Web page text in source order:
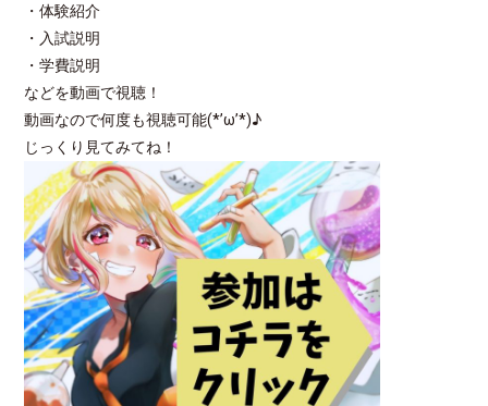
・体験紹介
・入試説明
・学費説明
などを動画で視聴！
動画なので何度も視聴可能(*’ω’*)♪
じっくり見てみてね！